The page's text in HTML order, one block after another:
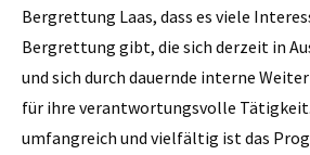
Bergrettung Laas, dass es viele
Bergrettung gibt, die sich derzeit in
und sich durch dauernde interne
für ihre verantwortungsvolle
umfangreich und vielfältig ist das